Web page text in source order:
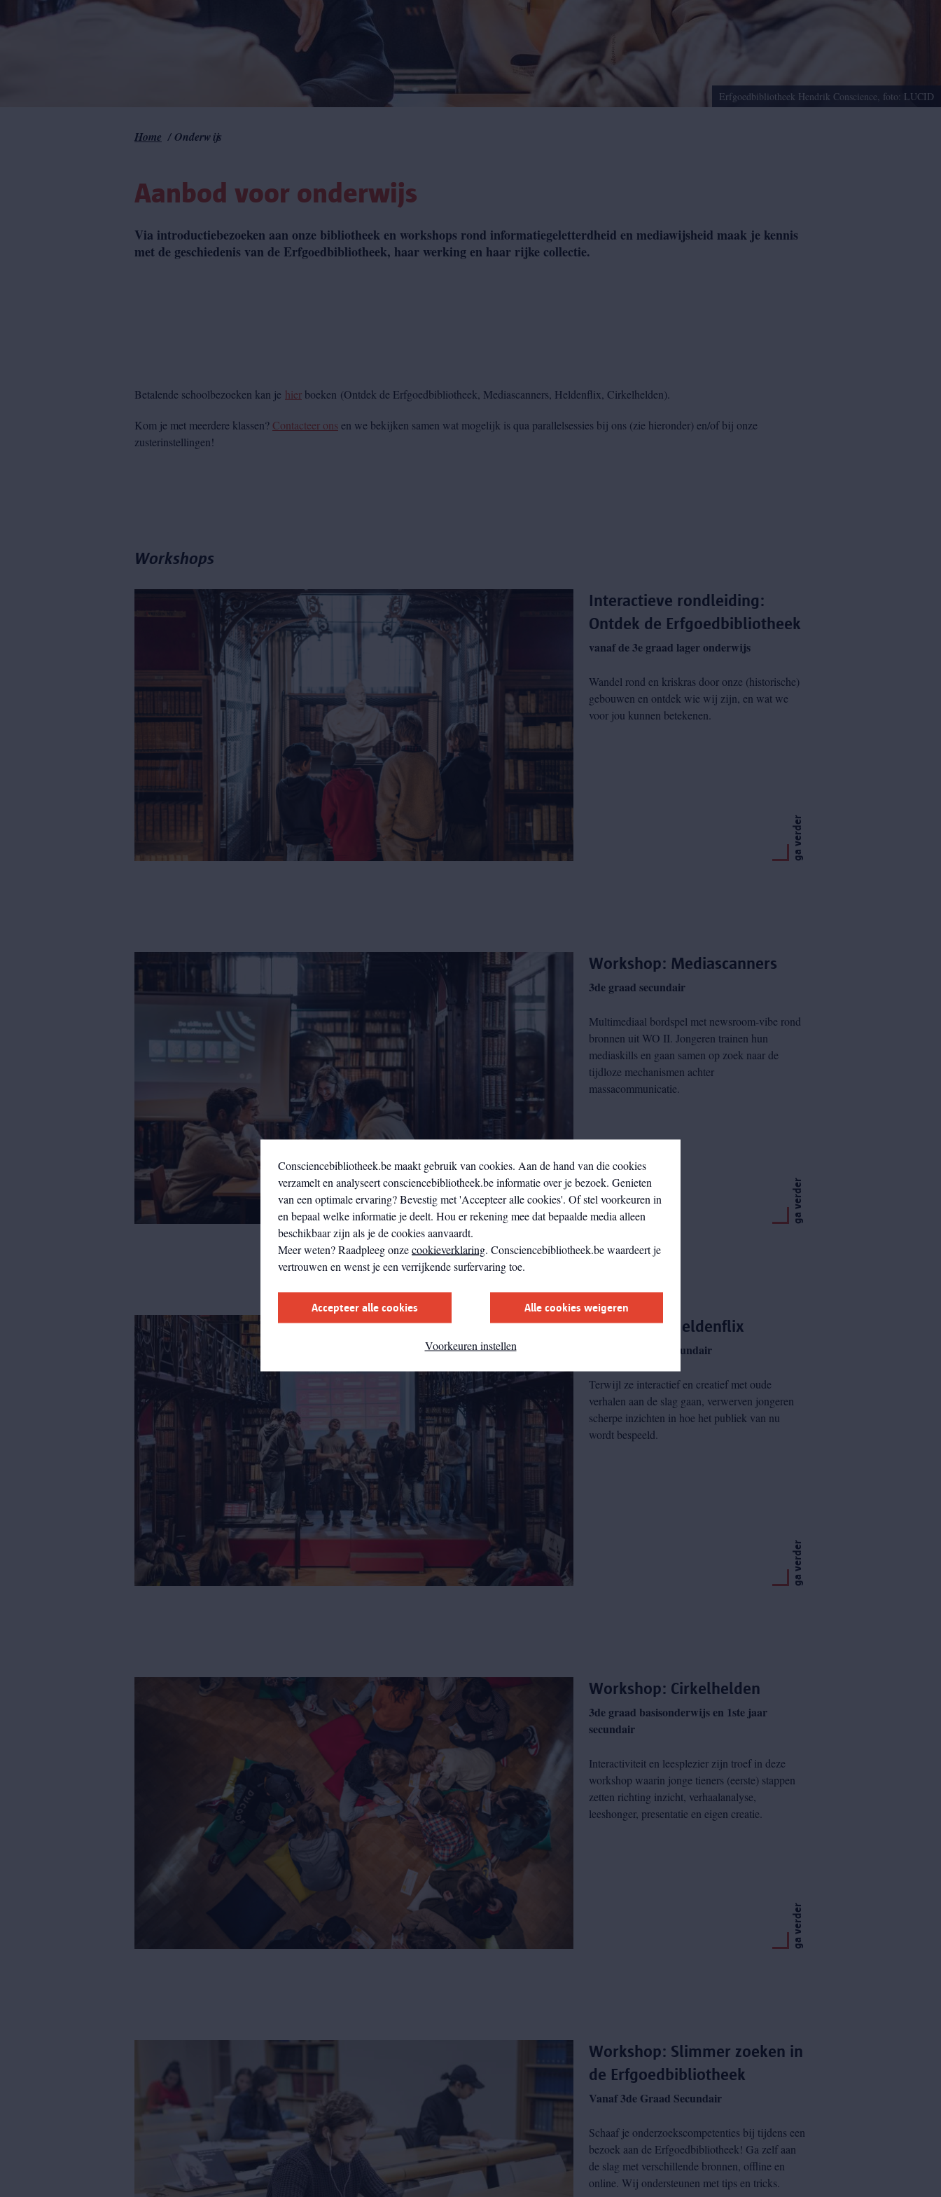
Consciencebibliotheek.be maakt gebruik van cookies. Aan de hand van die cookies
verzamelt en analyseert consciencebibliotheek.be informatie over je bezoek. Genieten
van een optimale ervaring? Bevestig met 'Accepteer alle cookies'. Of stel voorkeuren in
en bepaal welke informatie je deelt. Hou er rekening mee dat bepaalde media alleen
beschikbaar zijn als je de cookies aanvaardt.
Meer weten? Raadpleeg onzecookieverklaring. Consciencebibliotheek.be waardeert je
vertrouwen en wenst je een verrijkende surfervaring toe.
Accepteer alle cookies Alle cookies weigeren
Voorkeuren instellen
Erfgoedbibliotheek Hendrik Conscience, foto: LUCID
Kruimelpad
Home Onderwijs
Aanbod voor onderwijs
Via introductiebezoeken aan onze bibliotheek en workshops rond informatiegeletterdheid en mediawijsheid maak je kennis
met de geschiedenis van de Erfgoedbibliotheek, haar werking en haar rijke collectie.
Betalende schoolbezoeken kan je hier boeken (Ontdek de Erfgoedbibliotheek, Mediascanners, Heldenflix, Cirkelhelden).
Kom je met meerdere klassen? Contacteer ons en we bekijken samen wat mogelijk is qua parallelsessies bij ons (zie hieronder) en/of bij onze
zusterinstellingen!
Workshops
Interactieve rondleiding:
Ontdek de Erfgoedbibliotheek
vanaf de 3e graad lager onderwijs
Wandel rond en kriskras door onze (historische)
gebouwen en ontdek wie wij zijn, en wat we
voor jou kunnen betekenen.
ga verder
Workshop: Mediascanners
3de graad secundair
Multimediaal bordspel met newsroom-vibe rond
bronnen uit WO II. Jongeren trainen hun
mediaskills en gaan samen op zoek naar de
tijdloze mechanismen achter
massacommunicatie.
ga verder
Workshop: Heldenflix
4de tot 6de jaar secundair
Terwijl ze interactief en creatief met oude
verhalen aan de slag gaan, verwerven jongeren
scherpe inzichten in hoe het publiek van nu
wordt bespeeld.
ga verder
Workshop: Cirkelhelden
3de graad basisonderwijs en 1ste jaar
secundair
Interactiviteit en leesplezier zijn troef in deze
workshop waarin jonge tieners (eerste) stappen
zetten richting inzicht, verhaalanalyse,
leeshonger, presentatie en eigen creatie.
ga verder
Workshop: Slimmer zoeken in
de Erfgoedbibliotheek
Vanaf 3de Graad Secundair
Schaaf je onderzoekscompetenties bij tijdens een
bezoek aan de Erfgoedbibliotheek! Ga zelf aan
de slag met verschillende bronnen, offline en
online. Wij ondersteunen met tips en tricks.